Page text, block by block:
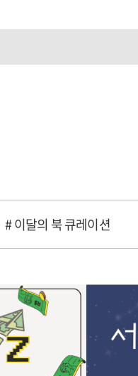
# 이달의 북 큐레이션